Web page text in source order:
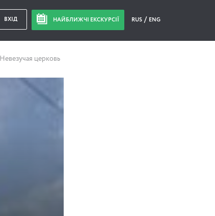
ВХІД НАЙБЛИЖЧІ ЕКСКУРСІЇ RUS ENG
Невезучая церковь